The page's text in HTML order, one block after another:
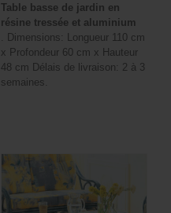
Table basse de jardin en
résine tressée et aluminium
. Dimensions: Longueur 110 cm
x Profondeur 60 cm x Hauteur
48 cm Délais de livraison: 2 à 3
semaines.